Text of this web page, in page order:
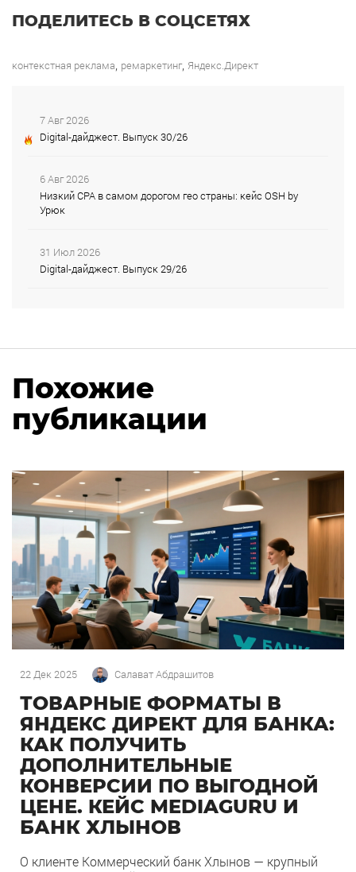
ПОДЕЛИТЕСЬ В СОЦСЕТЯХ
контекстная реклама ремаркетинг, Яндекс.Директ
7 Авг 2026
Digital-дайджест. Выпуск 30/26
6 Авг 2026
Низкий CPA в самом дорогом гео страны: кейс OSH by
Урюк
31 Июл 2026
Digital-дайджест. Выпуск 29/26
Похожие
публикации
22 Дек 2025 Салават Абдрашитов
ТОВАРНЫЕ ФОРМАТЫ В
ЯНДЕКС ДИРЕКТ ДЛЯ БАНКА:
КАК ПОЛУЧИТЬ
ДОПОЛНИТЕЛЬНЫЕ
КОНВЕРСИИ ПО ВЫГОДНОЙ
ЦЕНЕ. КЕЙС MEDIAGURU И
БАНК ХЛЫНОВ
О клиенте Коммерческий банк Хлынов — крупный